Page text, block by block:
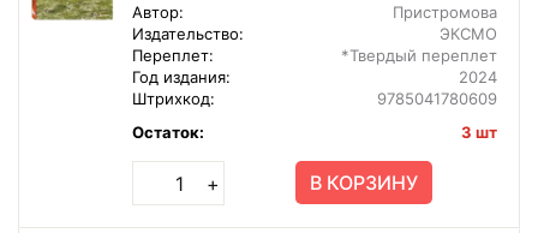
Автор:
Пристромова
Издательство:
ЭКСМО
Переплет:
*Твердый переплет
Год издания:
2024
Штрихкод:
9785041780609
Остаток:
3 шт
+ В КОРЗИНУ